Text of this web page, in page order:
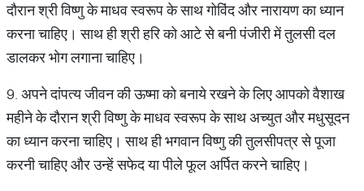
दौरान श्री विष्णु के माधव स्वरूप के साथ गोविंद और नारायण का ध्यान
करना चाहिए। साथ ही श्री हरि को आटे से बनी पंजीरी में तुलसी दल
डालकर भोग लगाना चाहिए।
9. अपने दांपत्य जीवन की ऊष्मा को बनाये रखने के लिए आपको वैशाख
महीने के दौरान श्री विष्णु के माधव स्वरूप के साथ अच्युत और मधुसूदन
का ध्यान करना चाहिए। साथ ही भगवान विष्णु की तुलसीपत्र से पूजा
करनी चाहिए और उन्हें सफेद या पीले फूल अर्पित करने चाहिए।